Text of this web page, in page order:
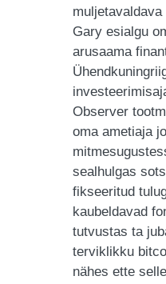
Gary esialgu
arusaama
Observer
oma ametiaja
sealhulgas
fikseeritud
kaubeldavad
tutvustas ta
terviklikku
nähes ette